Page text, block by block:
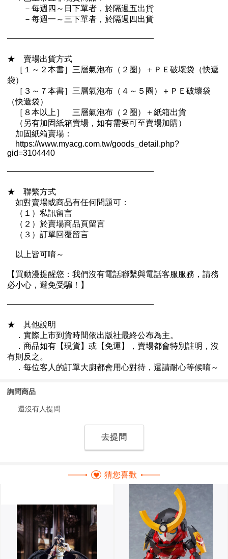
詢問商品
還沒有人提問
去提問
猜您喜歡